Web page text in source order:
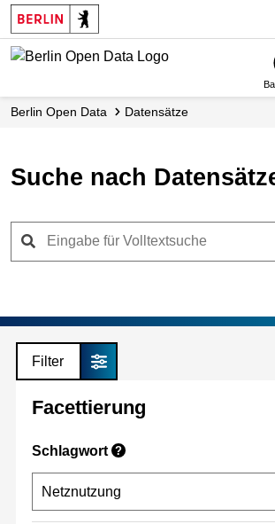
Skip
to
main
Berlin Open Data Datensätze
Suche nach
Filter
Facettierung
Schlagwort ?